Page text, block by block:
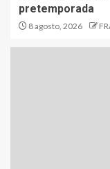
pretemporada
8 agosto, 2026